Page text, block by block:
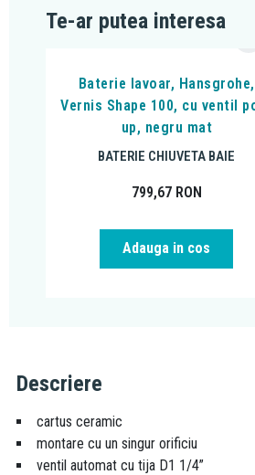
Te-ar putea interesa
Baterie lavoar, Hansgrohe,
Vernis Shape 100, cu ventil
up, negru mat
BATERIE CHIUVETA BAIE
799,67 RON
Adauga in cos
Descriere
cartus ceramic
montare cu un singur orificiu
ventil automat cu tija D1 1/4”